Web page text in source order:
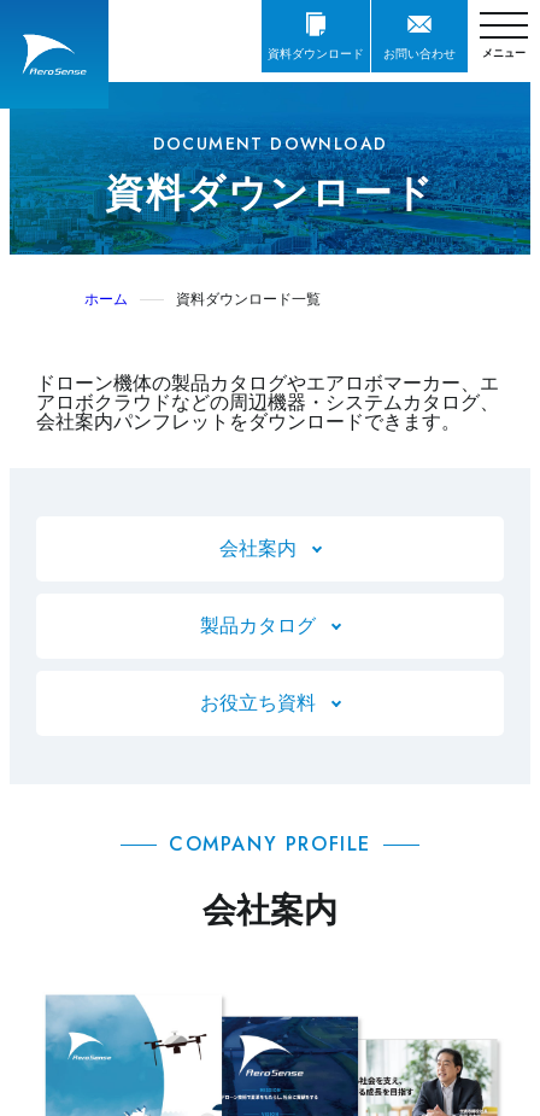
資料ダウンロード お問い合わせ
DOCUMENT DOWNLOAD
資料ダウンロード
ホーム 資料ダウンロード一覧
ドローン機体の製品カタログやエアロボマーカー、エ
アロボクラウドなどの周辺機器・システムカタログ、
会社案内パンフレットをダウンロードできます。
会社案内
製品カタログ
お役立ち資料
COMPANY PROFILE
会社案内